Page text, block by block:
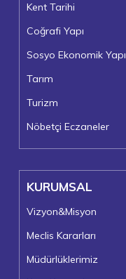
Kent Tarihi
Coğrafi Yapı
Sosyo Ekonomik Yapı
Tarım
Turizm
Nöbetçi Eczaneler
KURUMSAL
Vizyon&Misyon
Meclis Kararları
Müdürlüklerimiz